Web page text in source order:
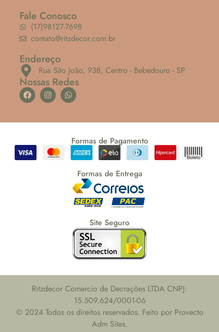
Fale Conosco
(17)98127-7698
contato@ritzdecor.com.br
Endereço
Rua São João, 938, Centro - Bebedouro - SP
Nossas Redes
Formas de Pagamento
Formas de Entrega
Site Seguro
Ritzdecor Comercio de Decrações LTDA CNPJ:
15.509.624/0001-06
© 2024 Todos os direitos reservados. Feito por Provecto
Adm Sites.